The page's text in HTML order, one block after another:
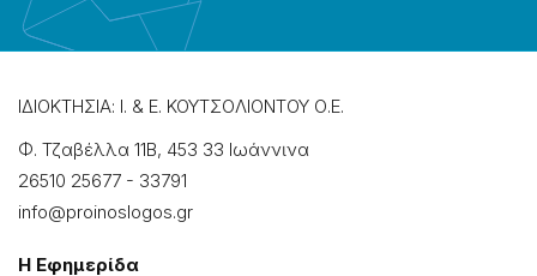
ΙΔΙΟΚΤΗΣΙΑ: Ι. & Ε. ΚΟΥΤΣΟΛΙΟΝΤΟΥ Ο.Ε.
Φ. Τζαβέλλα 11Β, 453 33 Ιωάννɩνα
26510 25677 - 33791
info@proinoslogos.gr
Η Εφημερίδα